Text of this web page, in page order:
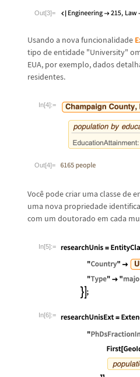
Out[3]=
Usando a nova funcionalidade
tipo de entidade "University"
EUA, por exemplo, dados
residentes.
In[4]:=
Out[4]=
Você pode criar uma classe de
uma nova propriedade
com um doutorado em cada
In[5]:=
In[6]:=